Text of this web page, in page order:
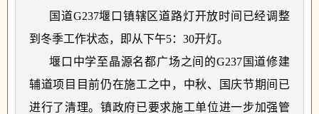
国道G237堰口镇辖区道路灯开放时间已经调整
到冬季工作状态，即从下午5：30开灯。
堰口中学至晶源名都广场之间的G237国道修建
辅道项目目前仍在施工之中，中秋、国庆节期间已
进行了清理。镇政府已要求施工单位进一步加强管